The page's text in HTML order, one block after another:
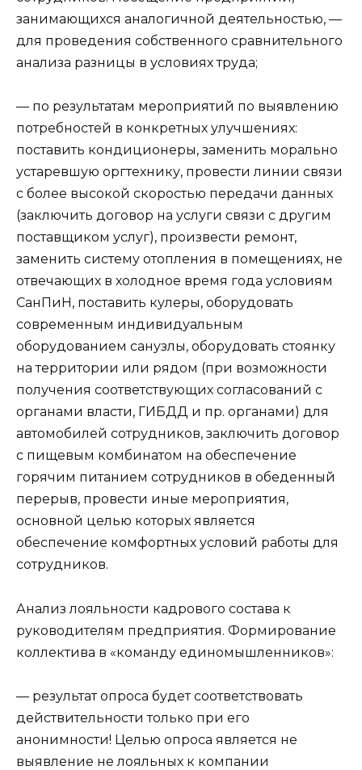
занимающихся аналогичной деятельностью, —
для проведения собственного сравнительного
анализа разницы в условиях труда;
— по результатам мероприятий по выявлению
потребностей в конкретных улучшениях:
поставить кондиционеры, заменить морально
устаревшую оргтехнику, провести линии связи
с более высокой скоростью передачи данных
(заключить договор на услуги связи с другим
поставщиком услуг), произвести ремонт,
заменить систему отопления в помещениях, не
отвечающих в холодное время года условиям
СанПиН, поставить кулеры, оборудовать
современным индивидуальным
оборудованием санузлы, оборудовать стоянку
на территории или рядом (при возможности
получения соответствующих согласований с
органами власти, ГИБДД и пр. органами) для
автомобилей сотрудников, заключить договор
с пищевым комбинатом на обеспечение
горячим питанием сотрудников в обеденный
перерыв, провести иные мероприятия,
основной целью которых является
обеспечение комфортных условий работы для
сотрудников.
Анализ лояльности кадрового состава к
руководителям предприятия. Формирование
коллектива в «команду единомышленников»:
— результат опроса будет соответствовать
действительности только при его
анонимности! Целью опроса является не
выявление не лояльных к компании